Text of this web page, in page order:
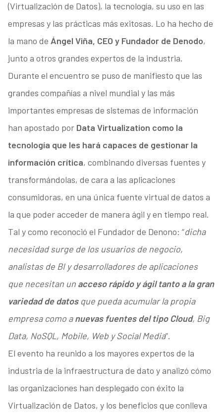
(Virtualización de Datos), la tecnología, su uso en las
empresas y las prácticas más exitosas. Lo ha hecho de
la mano de Ángel Viña, CEO y Fundador de Denodo,
junto a otros grandes expertos de la industria.
Durante el encuentro se puso de manifiesto que las
grandes compañías a nivel mundial y las más
importantes empresas de sistemas de información
han apostado por Data Virtualization como la
tecnología que les hará capaces de gestionar la
información crítica, combinando diversas fuentes y
transformándolas, de cara a las aplicaciones
consumidoras, en una única fuente virtual de datos a
la que poder acceder de manera ágil y en tiempo real.
Tal y como reconoció el Fundador de Denono: “dicha
necesidad surge de los usuarios de negocio,
analistas de BI y desarrolladores de aplicaciones
que necesitan un acceso rápido y ágil tanto a la gran
variedad de datosque pueda acumular la propia
empresa como anuevas fuentes del tipo Cloud, Big
Data, NoSQL, Mobile, Web y Social Media”.
El evento ha reunido a los mayores expertos de la
industria de la infraestructura de dato y analizó cómo
las organizaciones han desplegado con éxito la
Virtualización de Datos, y los beneficios que conlleva